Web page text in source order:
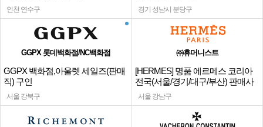
인천 연수구 경기 성남시 분당구
GGPX 롯데백화점/NC백화점
GGPX 백화점,아울렛 세일즈(판매
직) 구인
서울 강북구
㈜휴머니스트
[HERMES] 명품 에르메스 코리아
전국(서울/경기/대구/부산) 판매사
원
서울 강남구